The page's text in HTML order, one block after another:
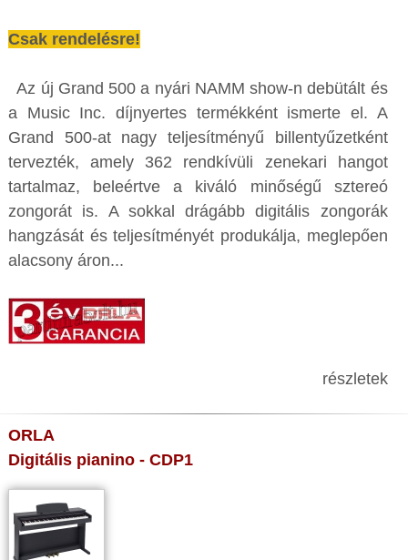
Csak rendelésre!
Az új Grand 500 a nyári NAMM show-n debütált és
a Music Inc. díjnyertes termékként ismerte el. A
Grand 500-at nagy teljesítményű billentyűzetként
tervezték, amely 362 rendkívüli zenekari hangot
tartalmaz, beleértve a kiváló minőségű sztereó
zongorát is. A sokkal drágább digitális zongorák
hangzását és teljesítményét produkálja, meglepően
alacsony áron...
részletek
ORLA
Digitális pianino - CDP1